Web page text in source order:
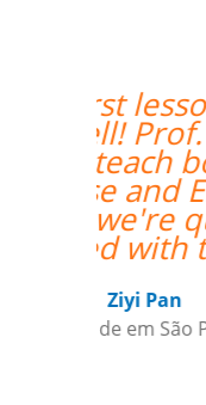
Não
feliz
Curso de